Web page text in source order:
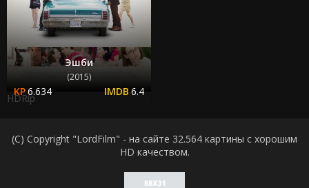
Эшби
(2015)
6.634 6.4
HDRip
(C) Copyright "LordFilm" - на сайте 32.564 картины с хорошим
HD качеством.